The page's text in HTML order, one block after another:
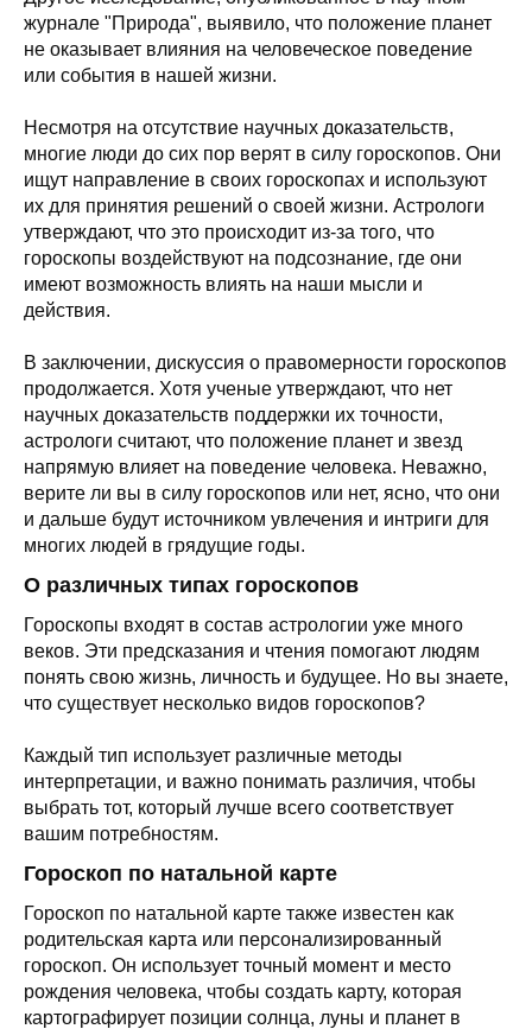
журнале "Природа", выявило, что положение планет
не оказывает влияния на человеческое поведение
или события в нашей жизни.
Несмотря на отсутствие научных доказательств,
многие люди до сих пор верят в силу гороскопов. Они
ищут направление в своих гороскопах и используют
их для принятия решений о своей жизни. Астрологи
утверждают, что это происходит из-за того, что
гороскопы воздействуют на подсознание, где они
имеют возможность влиять на наши мысли и
действия.
В заключении, дискуссия о правомерности гороскопов
продолжается. Хотя ученые утверждают, что нет
научных доказательств поддержки их точности,
астрологи считают, что положение планет и звезд
напрямую влияет на поведение человека. Неважно,
верите ли вы в силу гороскопов или нет, ясно, что они
и дальше будут источником увлечения и интриги для
многих людей в грядущие годы.
О различных типах гороскопов
Гороскопы входят в состав астрологии уже много
веков. Эти предсказания и чтения помогают людям
понять свою жизнь, личность и будущее. Но вы знаете,
что существует несколько видов гороскопов?
Каждый тип использует различные методы
интерпретации, и важно понимать различия, чтобы
выбрать тот, который лучше всего соответствует
вашим потребностям.
Гороскоп по натальной карте
Гороскоп по натальной карте также известен как
родительская карта или персонализированный
гороскоп. Он использует точный момент и место
рождения человека, чтобы создать карту, которая
картографирует позиции солнца, луны и планет в